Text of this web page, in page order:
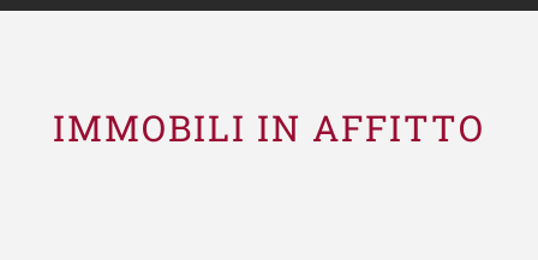
IMMOBILI IN AFFITTO